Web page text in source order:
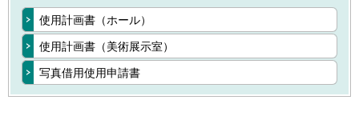
使用計画書（ホール）
使用計画書（美術展示室）
写真借用使用申請書